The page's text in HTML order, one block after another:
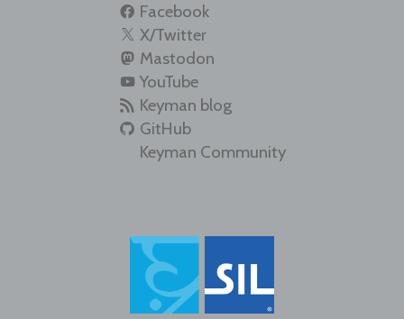
Facebook
X/Twitter
Mastodon
YouTube
Keyman blog
GitHub
Keyman Community